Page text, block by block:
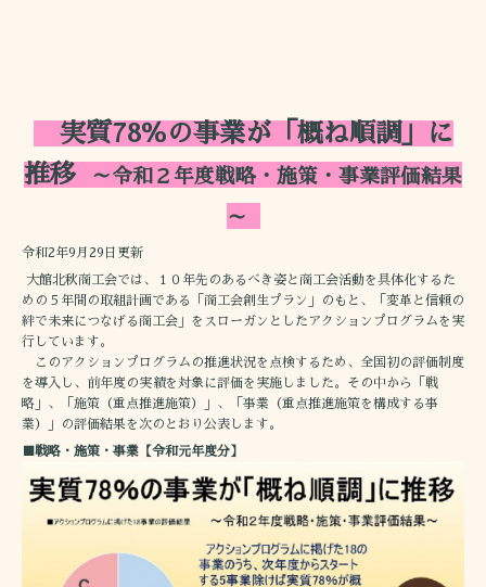
実質78％の事業が「概ね順調」に
推移
～令和２年度戦略・施策・事業評価結果
～
令和2年9月29日更新
大館北秋商工会では、１０年先のあるべき姿と商工会活動を具体化するた
めの５年間の取組計画である「商工会創生プラン」のもと、「変革と信頼の
絆で未来につなげる商工会」をスローガンとしたアクションプログラムを実
行しています。
このアクションプログラムの推進状況を点検するため、全国初の評価制度
を導入し、前年度の実績を対象に評価を実施しました。その中から「戦
略」、「施策（重点推進施策）」、「事業（重点推進施策を構成する事
業）」の評価結果を次のとおり公表します。
■戦略・施策・事業【令和元年度分】